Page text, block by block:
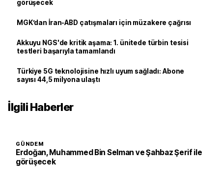
görüşecek
MGK’dan İran-ABD çatışmaları için müzakere çağrısı
Akkuyu NGS'de kritik aşama: 1. ünitede türbin tesisi
testleri başarıyla tamamlandı
Türkiye 5G teknolojisine hızlı uyum sağladı: Abone
sayısı 44,5 milyona ulaştı
İlgili Haberler
GÜNDEM
Erdoğan, Muhammed Bin Selman ve Şahbaz Şerif ile
görüşecek